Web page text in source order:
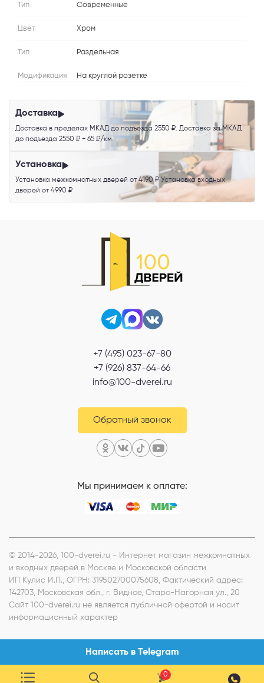
Написать в Telegram
0
Тип Современные
Цвет Хром
Тип Раздельная
Модификация На круглой розетке
Доставка
Доставка в пределах МКАД до подъезда 2550 ₽. Доставка за МКАД
до подъезда 2550 ₽ + 65 ₽/км.
Установка
Установка межкомнатных дверей от 4190 ₽ Установка входных
дверей от 4990 ₽
+7 (495) 023-67-80
+7 (926) 837-64-66
info@100-dverei.ru
Обратный звонок
Мы принимаем к оплате:
© 2014-2026, 100-dverei.ru - Интернет магазин межкомнатных
и входных дверей в Москве и Московской области
ИП Кулис И.П. , ОГРН: 319502700075608, Фактический адрес:
142703, Московская обл., г. Видное, Старо-Нагорная ул., 20
Сайт 100-dverei.ru не является публичной офертой и носит
информационный характер
MAX
Я согласен с Политикой конфиденциальности
обработку персональных данных